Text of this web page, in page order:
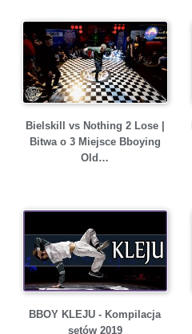
Bielskill vs Nothing 2 Lose |
Bitwa o 3 Miejsce Bboying
Old…
BBOY KLEJU - Kompilacja
setów 2019